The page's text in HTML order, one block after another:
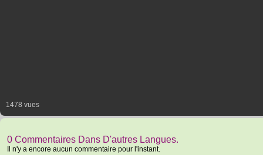
1478 vues
0 Commentaires Dans D'autres Langues.
Il n'y a encore aucun commentaire pour l'instant.